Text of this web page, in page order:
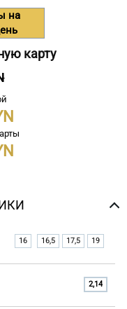
на
карту
16 16,5 17,5 19
2,14